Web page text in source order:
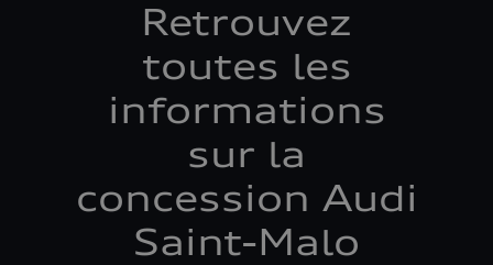
Retrouvez
toutes les
informations
sur la
concession Audi
Saint-Malo